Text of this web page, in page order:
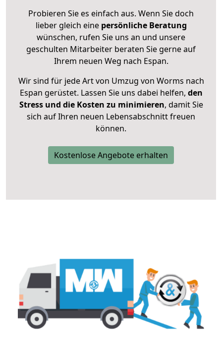
Probieren Sie es einfach aus. Wenn Sie doch
lieber gleich eine persönliche Beratung
wünschen, rufen Sie uns an und unsere
geschulten Mitarbeiter beraten Sie gerne auf
Ihrem neuen Weg nach Espan.
Wir sind für jede Art von Umzug von Worms nach
Espan gerüstet. Lassen Sie uns dabei helfen, den
Stress und die Kosten zu minimieren, damit Sie
sich auf Ihren neuen Lebensabschnitt freuen
können.
Kostenlose Angebote erhalten